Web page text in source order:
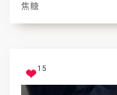
焦糖
15